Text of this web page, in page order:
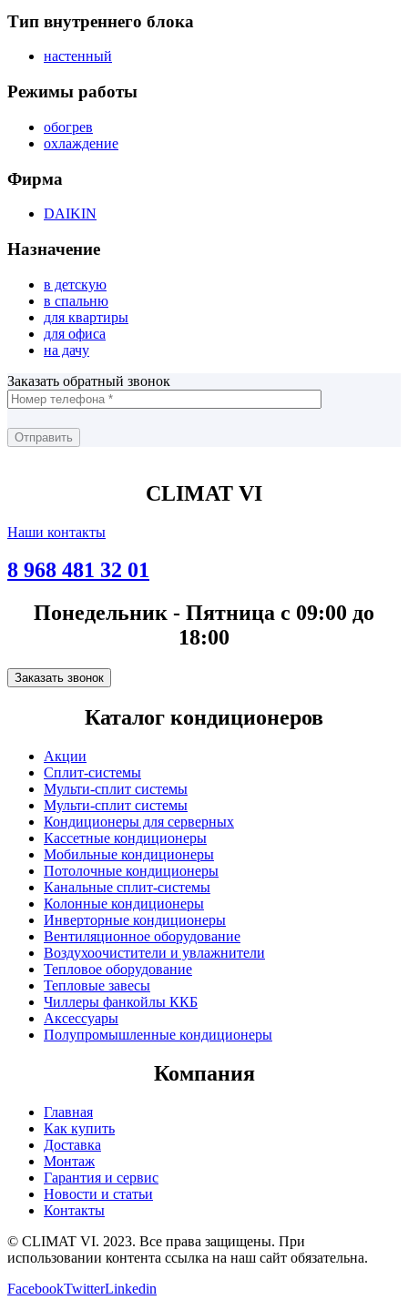
Тип внутреннего блока
настенный
Режимы работы
обогрев
охлаждение
Фирма
DAIKIN
Назначение
в детскую
в спальню
для квартиры
для офиса
на дачу
Заказать обратный звонок
CLIMAT VI
Наши контакты
8 968 481 32 01
Понедельник - Пятница с 09:00 до
18:00
Заказать звонок
Каталог кондиционеров
Акции
Сплит-системы
Мульти-сплит системы
Мульти-сплит системы
Кондиционеры для серверных
Кассетные кондиционеры
Мобильные кондиционеры
Потолочные кондиционеры
Канальные сплит-системы
Колонные кондиционеры
Инверторные кондиционеры
Вентиляционное оборудование
Воздухоочистители и увлажнители
Тепловое оборудование
Тепловые завесы
Чиллеры фанкойлы ККБ
Аксессуары
Полупромышленные кондиционеры
Компания
Главная
Как купить
Доставка
Монтаж
Гарантия и сервис
Новости и статьи
Контакты
© CLIMAT VI. 2023. Все права защищены. При
использовании контента ссылка на наш сайт обязательна.
FacebookTwitterLinkedin